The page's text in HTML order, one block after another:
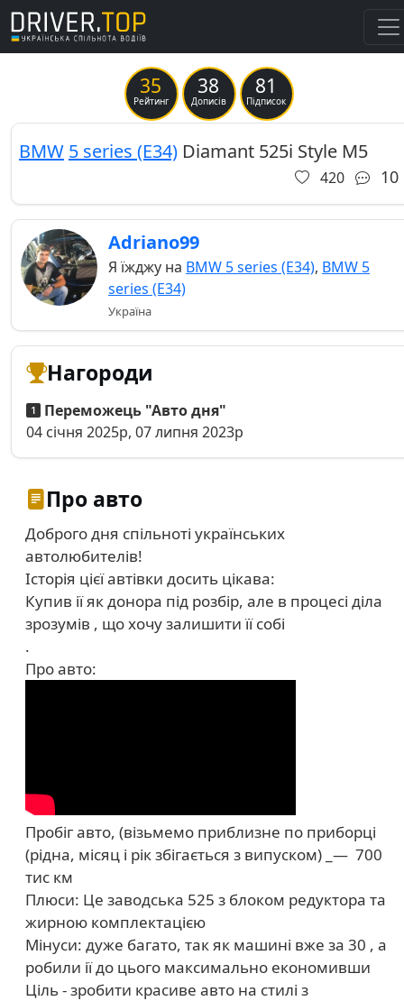
35
Рейтинг
38
Дописів
81
Підписок
BMW 5 series (E34) Diamant 525i Style M5
420 10
Adriano99
Я їжджу на BMW 5 series (E34), BMW 5
series (E34)
Україна
Нагороди
Переможець "Авто дня"
04 січня 2025р, 07 липня 2023р
Про авто
Доброго дня спільноті українських
автолюбителів!
Історія цієї автівки досить цікава:
Купив ії як донора під розбір, але в процесі діла
зрозумів , що хочу залишити її собі
.
Про авто:
Пробіг авто, (візьмемо приблизне по приборці
(рідна, місяц і рік збігається з випуском) _— 700
тис км
Плюси: Це заводська 525 з блоком редуктора та
жирною комплектацією
Мінуси: дуже багато, так як машині вже за 30 , а
робили ії до цього максимально економивши
Ціль - зробити красиве авто на стилі з